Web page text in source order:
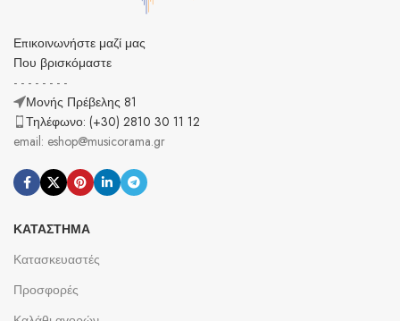
Επικοινωνήστε μαζί μας
Που βρισκόμαστε
- - - - - - - -
Μονής Πρέβελης 81
Τηλέφωνο: (+30) 2810 30 11 12
email: eshop@musicorama.gr
ΚΑΤΆΣΤΗΜΑ
Κατασκευαστές
Προσφορές